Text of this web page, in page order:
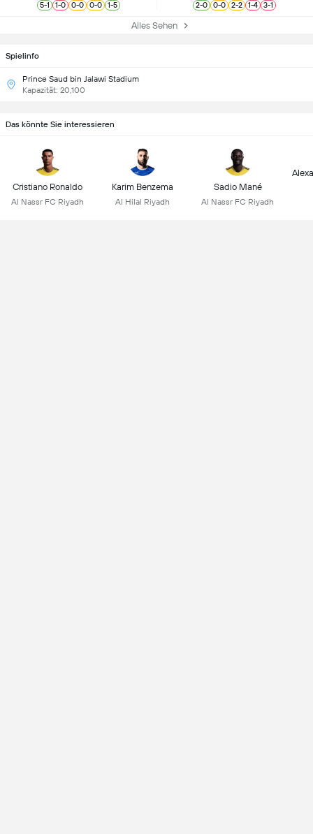
Spielinfo
Prince Saud bin Jalawi Stadium
Kapazität: 20,100
5-1 1-0 0-0 0-0 1-5 2-0 0-0 2-2 1-4 3-1
Alles Sehen
Das könnte Sie interessieren
Cristiano Ronaldo
Al Nassr FC Riyadh
Karim Benzema
Al Hilal Riyadh
Sadio Mané
Al Nassr FC Riyadh